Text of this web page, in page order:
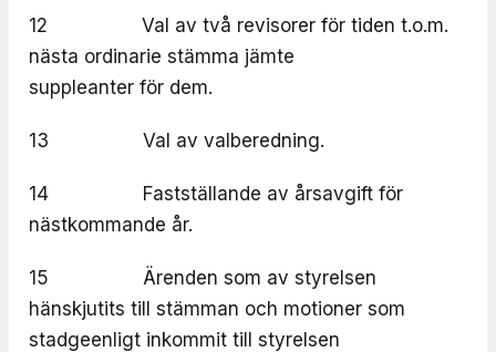
12 Val av två revisorer för tiden t.o.m.
nästa ordinarie stämma jämte
suppleanter för dem.
13 Val av valberedning.
14 Fastställande av årsavgift för
nästkommande år.
15 Ärenden som av styrelsen
hänskjutits till stämman och motioner som
stadgeenligt inkommit till styrelsen